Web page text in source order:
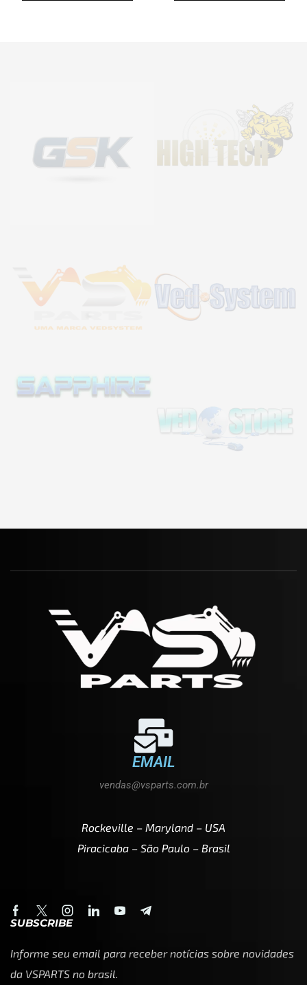
EMAIL
vendas@vsparts.com.br
Rockeville – Maryland – USA
Piracicaba – São Paulo – Brasil
SUBSCRIBE
Informe seu email para receber notícias sobre novidades
da VSPARTS no brasil.